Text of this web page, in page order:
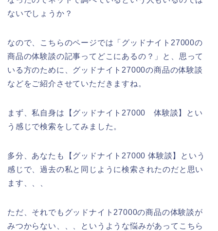
ないでしょうか？
なので、こちらのページでは「グッドナイト27000の
商品の体験談の記事ってどこにあるの？」と、思って
いる方のために、グッドナイト27000の商品の体験談
などをご紹介させていただきますね。
まず、私自身は【グッドナイト27000 体験談】とい
う感じで検索をしてみました。
多分、あなたも【グッドナイト27000 体験談】という
感じで、過去の私と同じように検索されたのだと思い
ます、、、
ただ、それでもグッドナイト27000の商品の体験談が
みつからない、、、というような悩みがあってこちら